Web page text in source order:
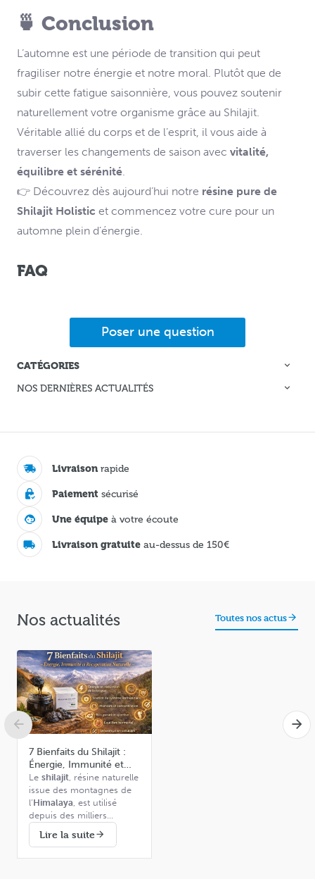
🍵 Conclusion
L’automne est une période de transition qui peut
fragiliser notre énergie et notre moral. Plutôt que de
subir cette fatigue saisonnière, vous pouvez soutenir
naturellement votre organisme grâce au Shilajit.
Véritable allié du corps et de l’esprit, il vous aide à
traverser les changements de saison avec vitalité,
équilibre et sérénité.
👉 Découvrez dès aujourd’hui notre résine pure de
Shilajit Holistic et commencez votre cure pour un
automne plein d’énergie.
FAQ
Poser une question
CATÉGORIES
NOS DERNIÈRES ACTUALITÉS
Livraisonrapide
Paiement sécurisé
Une équipe à votre écoute
Livraison gratuite au-dessus de 150€
Nos actualités Toutes nos actus
7 Bienfaits du Shilajit :
Énergie, Immunité et
Récupération Naturelle
Le shilajit, résine naturelle
issue des montagnes de
l’Himalaya , est utilisé
depuis des milliers
d’années dans la
médecine ayurvédique
Riche en acide fulvique
minéraux et oligo-
Lire la suite